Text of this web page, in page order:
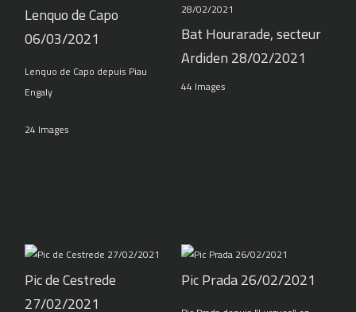
Lenquo de Capo
06/03/2021
Lenquo de Capo depuis Piau
Engaly
24 Images
Bat Hourarade, secteur
Ardiden 28/02/2021
44 Images
Pic de Cestrede
27/02/2021
Pic Prada 26/02/2021